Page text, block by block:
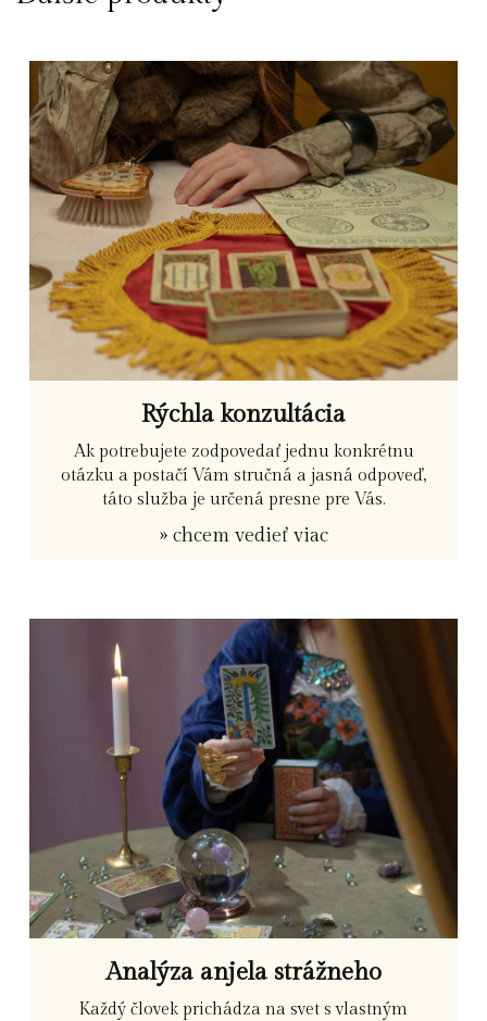
Rýchla konzultácia
Ak potrebujete zodpovedať jednu konkrétnu
otázku a postačí Vám stručná a jasná odpoveď,
táto služba je určená presne pre Vás.
» chcem vedieť viac
Analýza anjela strážneho
Každý človek prichádza na svet s vlastným